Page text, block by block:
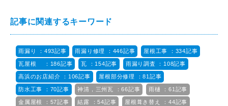
記事に関連するキーワード
雨漏り ：493記事 雨漏り修理 ：446記事 屋根工事 ：334記事
瓦屋根 ：186記事 瓦 ：154記事 雨漏り調査 ：108記事
高浜のお店紹介 ：106記事 屋根部分修理 ：81記事
防水工事 ：70記事 神清，三州瓦 ：66記事 雨樋 ：61記事
金属屋根 ：57記事 結露 ：54記事 屋根葺き替え ：44記事